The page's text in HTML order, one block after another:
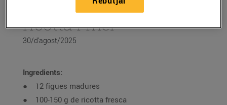
Figues rostides amb
ricotta i mel
30/d’agost/2025
Ingredients:
● 12 figues madures
● 100-150 g de ricotta fresca